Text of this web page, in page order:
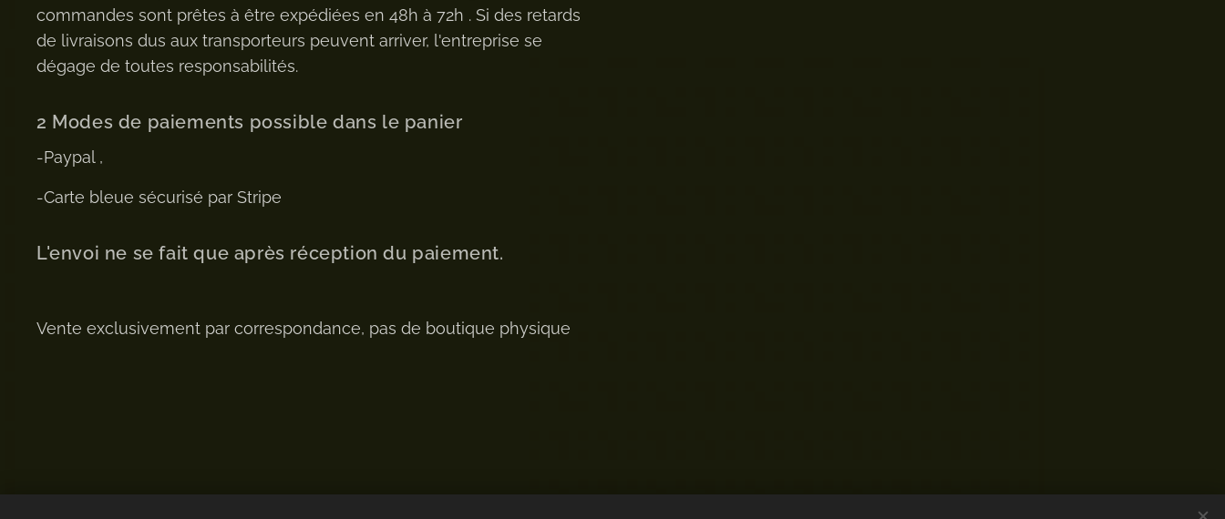
commandes sont prêtes à être expédiées en 48h à 72h . Si des retards
de livraisons dus aux transporteurs peuvent arriver, l'entreprise se
dégage de toutes responsabilités.
2 Modes de paiements possible dans le panier
-Paypal ,
-Carte bleue sécurisé par Stripe
L'envoi ne se fait que après réception du paiement.
Vente exclusivement par correspondance, pas de boutique physique